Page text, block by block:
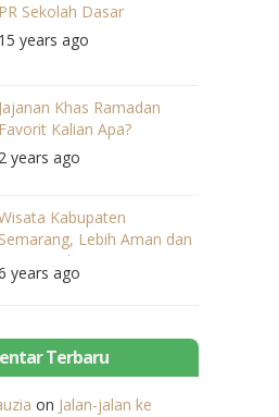
PR Sekolah Dasar
15 years ago
Jajanan Khas Ramadan
Favorit Kalian Apa?
2 years ago
Kabupaten
Semarang, Lebih Aman dan
Nyaman dengan Penerapan
Protokol Kesehatan
years ago
Terbaru
on Jalan-jalan ke